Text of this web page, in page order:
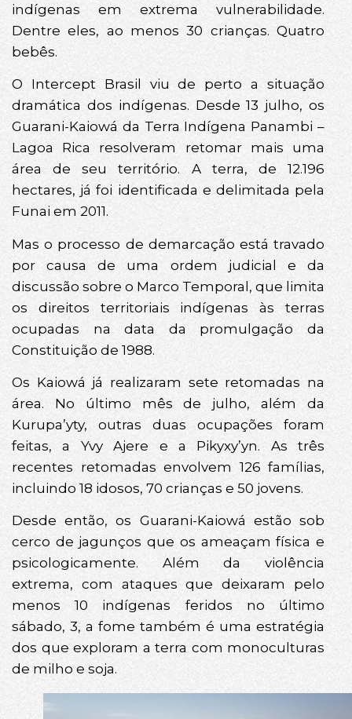
indígenas em extrema vulnerabilidade.
Dentre eles, ao menos 30 crianças. Quatro
bebês.
O Intercept Brasil viu de perto a situação
dramática dos indígenas. Desde 13 julho, os
Guarani-Kaiowá da Terra Indígena Panambi –
Lagoa Rica resolveram retomar mais uma
área de seu território. A terra, de 12.196
hectares, já foi identificada e delimitada pela
Funai em 2011.
Mas o processo de demarcação está travado
por causa de uma ordem judicial e da
discussão sobre o Marco Temporal, que limita
os direitos territoriais indígenas às terras
ocupadas na data da promulgação da
Constituição de 1988.
Os Kaiowá já realizaram sete retomadas na
área. No último mês de julho, além da
Kurupa’yty, outras duas ocupações foram
feitas, a Yvy Ajere e a Pikyxy’yn. As três
recentes retomadas envolvem 126 famílias,
incluindo 18 idosos, 70 crianças e 50 jovens.
Desde então, os Guarani-Kaiowá estão sob
cerco de jagunços que os ameaçam física e
psicologicamente. Além da violência
extrema, com ataques que deixaram pelo
menos 10 indígenas feridos no último
sábado, 3, a fome também é uma estratégia
dos que exploram a terra com monoculturas
de milho e soja.